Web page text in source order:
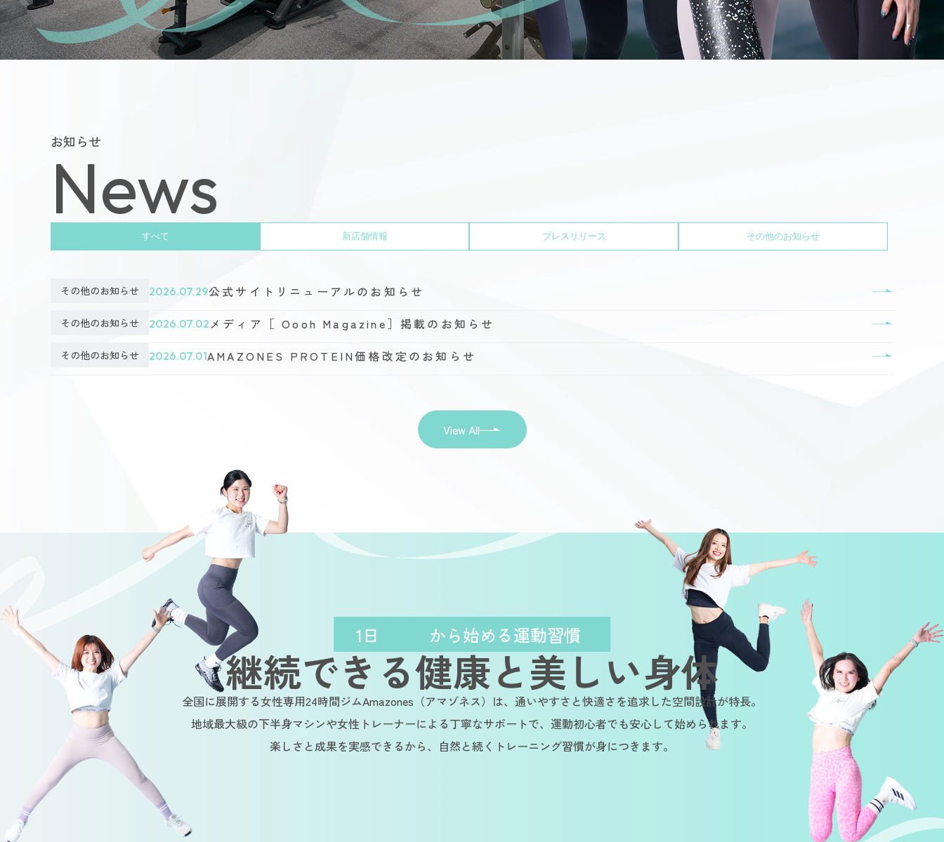
お知らせ
News
すべて 新店舗情報 プレスリリース その他のお知らせ
その他のお知らせ 2026.07.29公式サイトリニューアルのお知らせ
その他のお知らせ 2026.07.02メディア［ Oooh Magazine］掲載のお知らせ
その他のお知らせ 2026.07.01AMAZONES PROTEIN価格改定のお知らせ
View All
1日 から始める運動習慣
継続できる健康と美しい身体
全国に展開する女性専用24時間ジムAmazones（アマゾネス）は、通いやすさと快適さを追求した空間設計が特長。
地域最大級の下半身マシンや女性トレーナーによる丁寧なサポートで、運動初心者でも安心して始められます。
楽しさと成果を実感できるから、自然と続くトレーニング習慣が身につきます。